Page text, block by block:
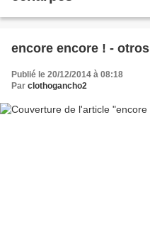
encore encore ! - otros
Publié le 20/12/2014 à 08:18
Par clothogancho2